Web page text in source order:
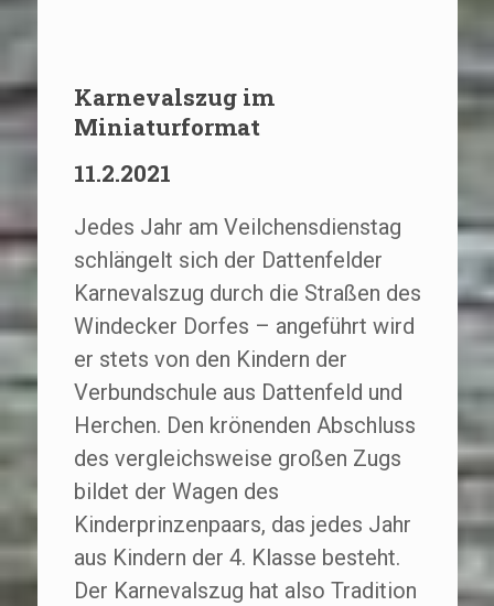
Karnevalszug im
Miniaturformat
11.2.2021
Jedes Jahr am Veilchensdienstag
schlängelt sich der Dattenfelder
Karnevalszug durch die Straßen des
Windecker Dorfes – angeführt wird
er stets von den Kindern der
Verbundschule aus Dattenfeld und
Herchen. Den krönenden Abschluss
des vergleichsweise großen Zugs
bildet der Wagen des
Kinderprinzenpaars, das jedes Jahr
aus Kindern der 4. Klasse besteht.
Der Karnevalszug hat also Tradition